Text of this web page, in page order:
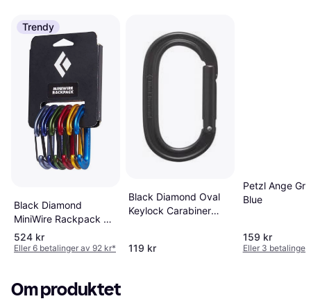
Trendy
Black Diamond
MiniWire Rackpack 6-
pack
524 kr
Eller 6 betalinger av 92 kr*
Black Diamond Oval
Keylock Carabiner
119 kr
Petzl Ange
Blue
159 kr
Eller 3 betalinger
Om produktet